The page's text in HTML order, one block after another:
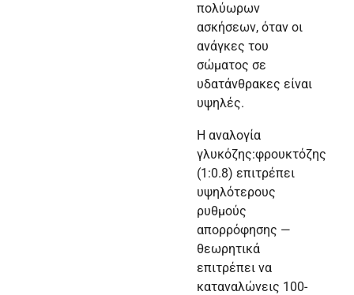
πολύωρων
ασκήσεων, όταν οι
ανάγκες του
σώματος σε
υδατάνθρακες είναι
υψηλές.
Η αναλογία
γλυκόζης:φρουκτόζης
(1:0.8) επιτρέπει
υψηλότερους
ρυθμούς
απορρόφησης —
θεωρητικά
επιτρέπει να
καταναλώνεις 100-